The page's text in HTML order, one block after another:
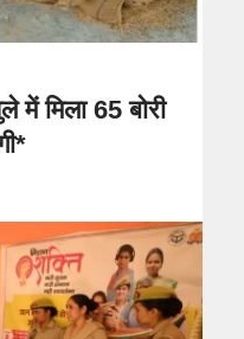
में मिला 65 बोरी